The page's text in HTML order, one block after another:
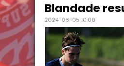
Blandade
2024-06-05 10:00